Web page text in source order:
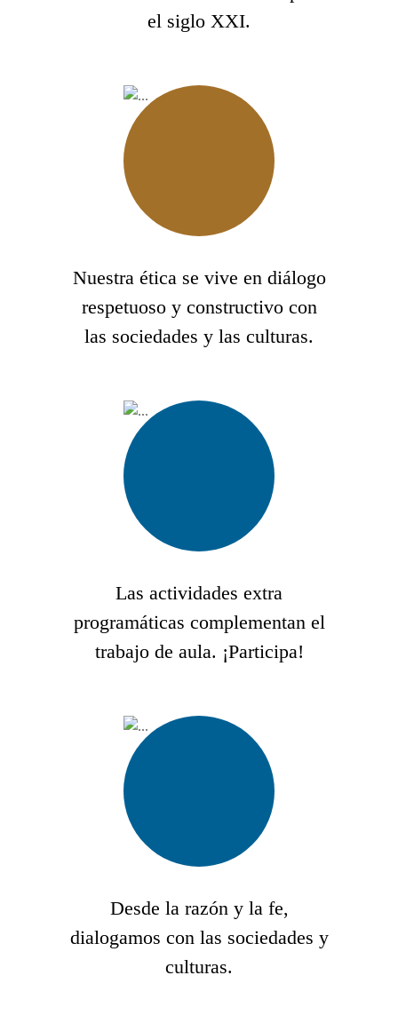
el siglo XXI.
Nuestra ética se vive en diálogo
respetuoso y constructivo con
las sociedades y las culturas.
Las actividades extra
programáticas complementan el
trabajo de aula. ¡Participa!
Desde la razón y la fe,
dialogamos con las sociedades y
culturas.